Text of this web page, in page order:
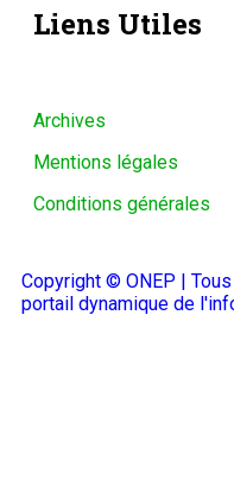
Liens Utiles
Archives
Mentions légales
Conditions générales
Copyright © ONEP |
portail dynamique de